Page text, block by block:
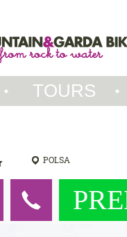
TOURS
POLSA